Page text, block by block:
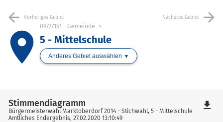
arrow_back Vorheriges Gebiet Nächstes Gebiet arrow_forward
place
09777151 - Gemeinde
5 - Mittelschule
Anderes Gebiet auswählen
Stimmendiagramm
Bürgermeisterwahl Marktoberdorf 2014 - Stichwahl, 5 - Mittelschule
Amtliches Endergebnis, 27.02.2020 13:10:49
file_download